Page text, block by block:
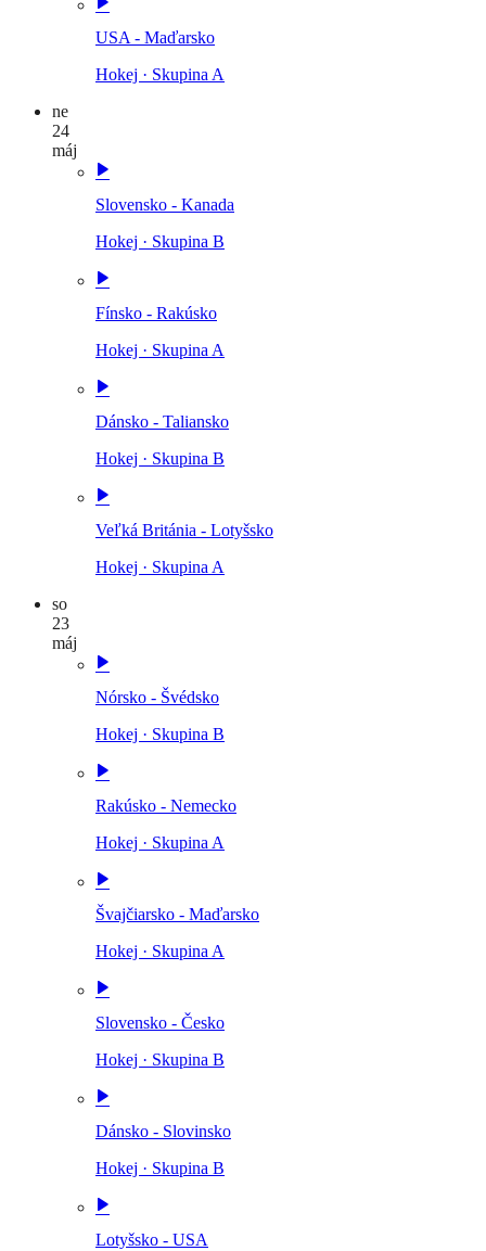
USA - Maďarsko
Hokej · Skupina A
ne
24
máj
Slovensko - Kanada
Hokej · Skupina B
Fínsko - Rakúsko
Hokej · Skupina A
Dánsko - Taliansko
Hokej · Skupina B
Veľká Británia - Lotyšsko
Hokej · Skupina A
so
23
máj
Nórsko - Švédsko
Hokej · Skupina B
Rakúsko - Nemecko
Hokej · Skupina A
Švajčiarsko - Maďarsko
Hokej · Skupina A
Slovensko - Česko
Hokej · Skupina B
Dánsko - Slovinsko
Hokej · Skupina B
Lotyšsko - USA